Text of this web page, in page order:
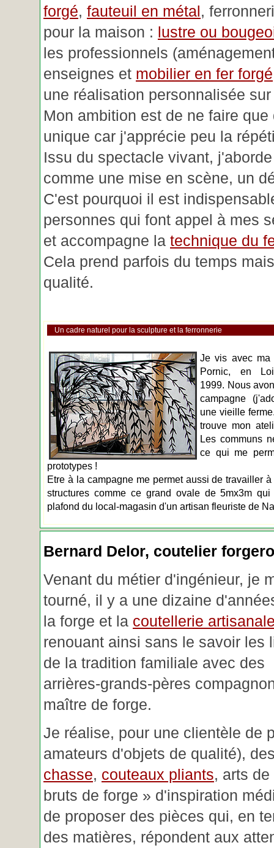
forgé, fauteuil en métal,
pour la maison : lustre ou
les professionnels
enseignes et mobilier en fer forgé
une réalisation personnalisée
Mon ambition est de ne faire que
unique car j'apprécie peu la
Issu du spectacle vivant,
comme une mise en scène, un
C'est pourquoi il est
personnes qui font appel à mes
et accompagne la technique du
Cela prend parfois du temps
qualité.
Un cadre naturel pour la sculpture et la ferronnerie
Je vis avec ma
Pornic, en
1999. Nous
campagne
une vieille
trouve mon
Les communs
ce qui me
prototypes !
Etre à la campagne me permet aussi de travailler
structures comme ce grand ovale de 5mx3m
plafond du local-magasin d'un artisan fleuriste de
Bernard Delor, coutelier
Venant du métier d'ingénieur, je
tourné, il y a une dizaine
la forge et la coutellerie
renouant ainsi sans le savoir les
de la tradition familiale avec des
arrières-grands-pères
maître de forge.
Je réalise, pour une clientèle de
amateurs d'objets de qualité),
chasse, couteaux pliants, arts
bruts de forge » d'inspiration
de proposer des pièces qui, en
des matières, répondent aux